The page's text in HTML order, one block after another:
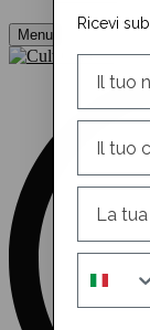
Menu
Ricevi